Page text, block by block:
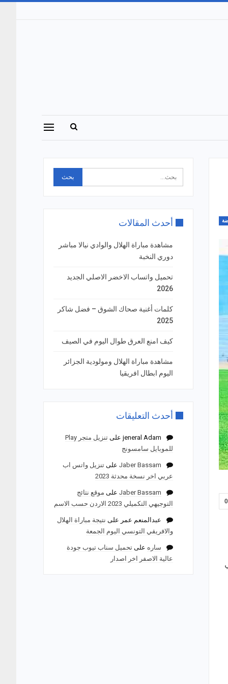
0
أحدث المقالات
مشاهدة مباراة الهلال والوادي نيالا مباشر
دوري النخبة
تحميل واتساب الاخضر الاصلي الجديد
2026
كلمات أغنية صحاك الشوق – فضل شاكر
2025
كيف امنع العرق طوال اليوم في الصيف
مشاهدة مباراة الهلال ومولودية الجزائر
اليوم ابطال افريقيا
أحدث التعليقات
jeneral Adamعلى
تنزيل متجر Play
للموبايل سامسونج
Jaber Bassamعلى تنزيل واتس اب
عربي اخر نسخة محدثة 2023
Jaber Bassamعلى موقع نتائج
التوجيهي التكميلي 2023 الاردن حسب الاسم
عبدالمنعم عمر على نتيجة مباراة الهلال
والافريقي التونسي اليوم الجمعة
ساره على تحميل سناب تيوب جودة
عالية الاصفر اخر اصدار